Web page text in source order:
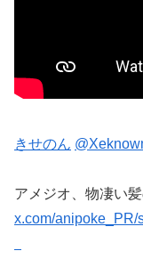
きせのん
アメジオ、物凄い
x.com/